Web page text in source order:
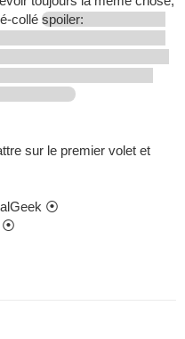
collé spoiler:
sur le premier volet et
⦿
⦿